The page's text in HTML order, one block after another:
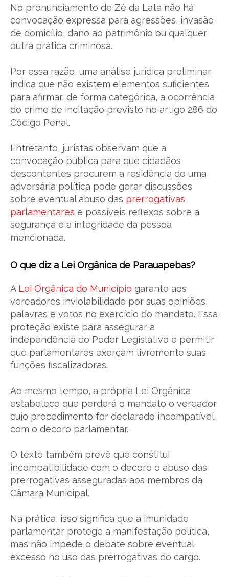
No pronunciamento de Zé da Lata não há
convocação expressa para agressões, invasão
de domicílio, dano ao patrimônio ou qualquer
outra prática criminosa.
Por essa razão, uma análise jurídica preliminar
indica que não existem elementos suficientes
para afirmar, de forma categórica, a ocorrência
do crime de incitação previsto no artigo 286 do
Código Penal.
Entretanto, juristas observam que a
convocação pública para que cidadãos
descontentes procurem a residência de uma
adversária política pode gerar discussões
sobre eventual abuso das prerrogativas
parlamentares e possíveis reflexos sobre a
segurança e a integridade da pessoa
mencionada.
O que diz a Lei Orgânica de Parauapebas?
A Lei Orgânica do Município garante aos
vereadores inviolabilidade por suas opiniões,
palavras e votos no exercício do mandato. Essa
proteção existe para assegurar a
independência do Poder Legislativo e permitir
que parlamentares exerçam livremente suas
funções fiscalizadoras.
Ao mesmo tempo, a própria Lei Orgânica
estabelece que perderá o mandato o vereador
cujo procedimento for declarado incompatível
com o decoro parlamentar.
O texto também prevê que constitui
incompatibilidade com o decoro o abuso das
prerrogativas asseguradas aos membros da
Câmara Municipal.
Na prática, isso significa que a imunidade
parlamentar protege a manifestação política,
mas não impede o debate sobre eventual
excesso no uso das prerrogativas do cargo.